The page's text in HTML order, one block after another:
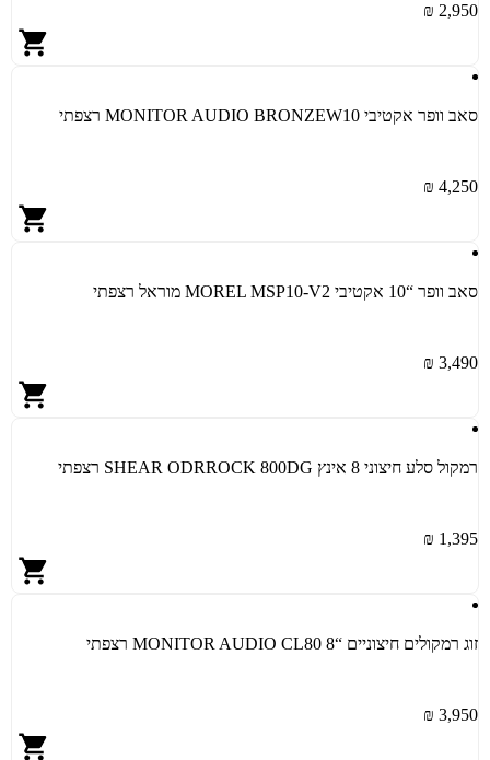
2,950 ₪
סאב וופר אקטיבי MONITOR AUDIO BRONZEW10 רצפתי
4,250 ₪
סאב וופר “10 אקטיבי MOREL MSP10-V2 מוראל רצפתי
3,490 ₪
רמקול סלע חיצוני 8 אינץ SHEAR ODRROCK 800DG רצפתי
1,395 ₪
זוג רמקולים חיצוניים “8 MONITOR AUDIO CL80 רצפתי
3,950 ₪